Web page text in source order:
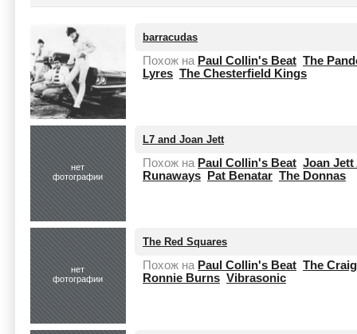
barracudas
Похож на Paul Collin's Beat The
Lyres The Chesterfield Kings
нет
фотографии
L7 and Joan Jett
Похож на Paul Collin's Beat Joan Jett
Runaways
Pat Benatar The Donnas
нет
фотографии
The Red Squares
Похож на Paul Collin's Beat The Craig
Ronnie Burns Vibrasonic